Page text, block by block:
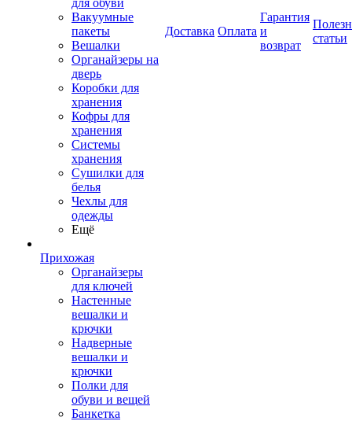
для обуви
Вакуумные
пакеты
Вешалки
Органайзеры на
дверь
Коробки для
хранения
Кофры для
хранения
Системы
хранения
Сушилки для
белья
Чехлы для
одежды
Ещё
Прихожая
Органайзеры
для ключей
Настенные
вешалки и
крючки
Надверные
вешалки и
крючки
Полки для
обуви и вещей
Банкетка
Доставка Оплата
Гарантия
и
возврат
статьи